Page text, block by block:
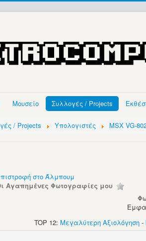
Μουσείο Συλλογές / Projects
/ Projects Υπολογιστές MSX VG-
στο Άλμπουμ
Αγαπημένες Φωτογραφίες μου
TOP 12: Μεγαλύτερη Αξιολόγηση-